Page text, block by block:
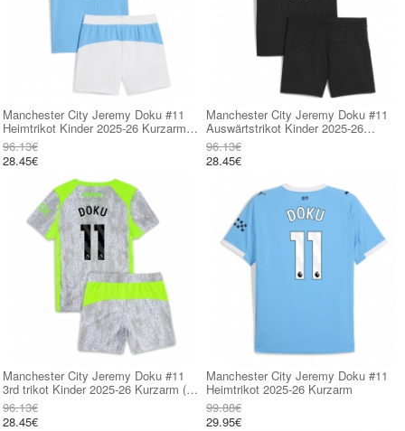
Manchester City Jeremy Doku #11
Heimtrikot Kinder 2025-26 Kurzarm
(+ kurze hosen)
96.13€
28.45€
Manchester City Jeremy Doku #11
Auswärtstrikot Kinder 2025-26
Kurzarm (+ kurze hosen)
96.13€
28.45€
Manchester City Jeremy Doku #11
3rd trikot Kinder 2025-26 Kurzarm (+
kurze hosen)
96.13€
28.45€
Manchester City Jeremy Doku #11
Heimtrikot 2025-26 Kurzarm
99.88€
29.95€